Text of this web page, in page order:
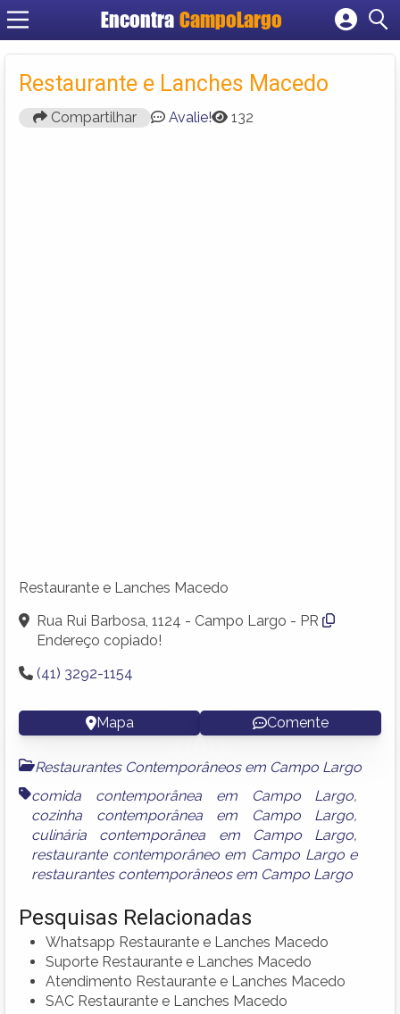
Encontra CampoLargo
Cadastrar empresa
Criar conta
Restaurante e Lanches Macedo
Compartilhar Avalie! 132
Restaurante e Lanches Macedo
Rua Rui Barbosa, 1124 - Campo Largo - PR
Endereço copiado!
(41) 3292-1154
Mapa Comente
Restaurantes Contemporâneos em Campo Largo
comida contemporânea em Campo Largo,
cozinha contemporânea em Campo Largo,
culinária contemporânea em Campo Largo,
restaurante contemporâneo em Campo Largoe
restaurantes contemporâneos em Campo Largo
Pesquisas Relacionadas
Whatsapp Restaurante e Lanches Macedo
Suporte Restaurante e Lanches Macedo
Atendimento Restaurante e Lanches Macedo
SAC Restaurante e Lanches Macedo